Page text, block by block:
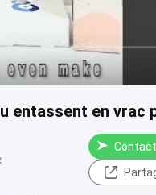
entassent en vrac